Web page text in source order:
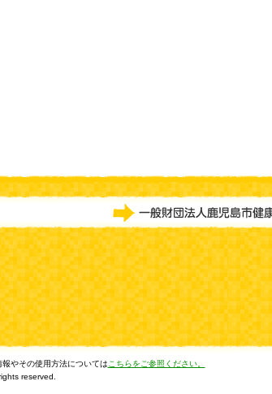
やその使用方法については こちらをご参照ください。
reserved.